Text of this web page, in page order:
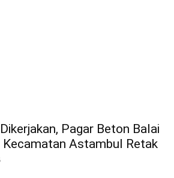
Pagar Beton Balai
Kecamatan Astambul Retak